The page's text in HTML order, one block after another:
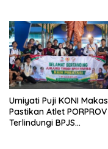
Umiyati Puji KONI
Pastikan Atlet PORPROV
Terlindungi BPJS